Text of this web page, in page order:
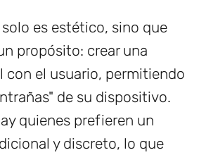
es estético, sino que
propósito: crear una
con el usuario, permitiendo
de su dispositivo.
quienes prefieren un
y discreto, lo que